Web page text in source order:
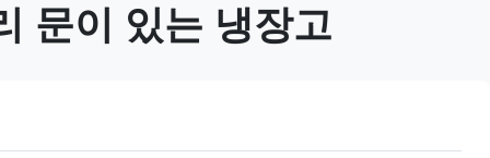
문이 있는 냉장고